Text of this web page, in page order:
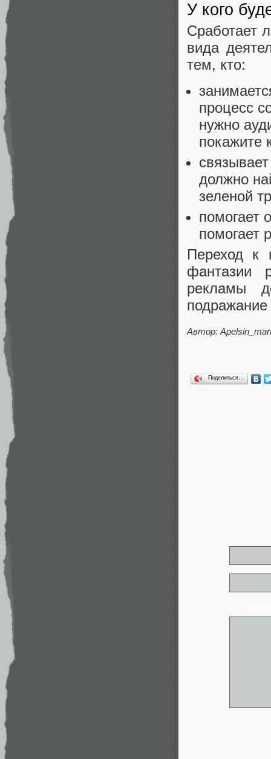
У кого
Сработает
вида
тем, кто:
процесс
нужно
покажите
должно
зеленой
помогает
помогает
Переход к
фантазии
рекламы
подражание
Автор:
Поделиться…